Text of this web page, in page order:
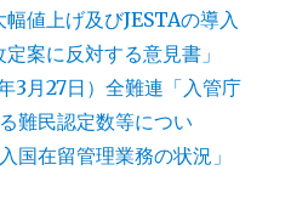
値上げ及びJESTAの導入
案に反対する意見書」
3月27日）全難連「入管庁
難民認定数等につい
国在留管理業務の状況」